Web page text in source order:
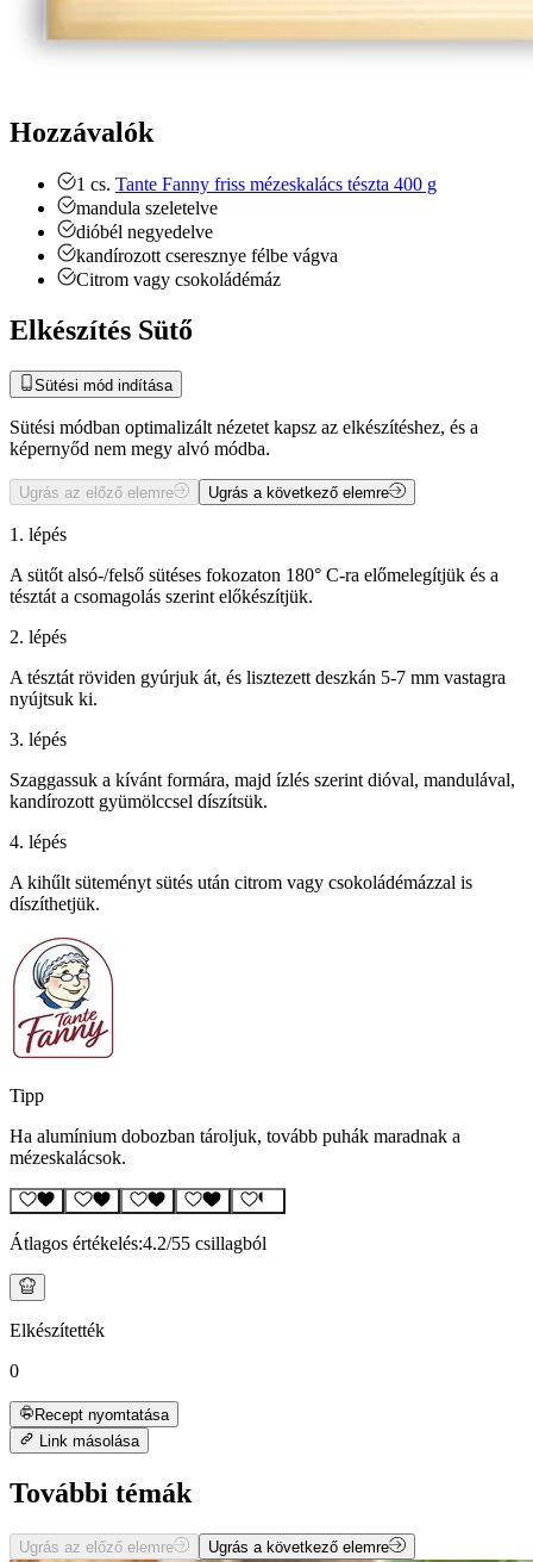
Hozzávalók
1 cs. Tante Fanny friss mézeskalács tészta 400 g
mandula szeletelve
dióbél negyedelve
kandírozott cseresznye félbe vágva
Citrom vagy csokoládémáz
Elkészítés Sütő
Sütési mód indítása
Sütési módban optimalizált nézetet kapsz az elkészítéshez, és a
képernyőd nem megy alvó módba.
Ugrás az előző elemre Ugrás a következő elemre
1. lépés
A sütőt alsó-/felső sütéses fokozaton 180° C-ra előmelegítjük és a
tésztát a csomagolás szerint előkészítjük.
2. lépés
A tésztát röviden gyúrjuk át, és lisztezett deszkán 5-7 mm vastagra
nyújtsuk ki.
3. lépés
Szaggassuk a kívánt formára, majd ízlés szerint dióval, mandulával,
kandírozott gyümölccsel díszítsük.
4. lépés
A kihűlt süteményt sütés után citrom vagy csokoládémázzal is
díszíthetjük.
Tipp
Ha alumínium dobozban tároljuk, tovább puhák maradnak a
mézeskalácsok.
Átlagos értékelés:4.2/55 csillagból
Elkészítették
0
Recept nyomtatása
Link másolása
További témák
Ugrás az előző elemre Ugrás a következő elemre